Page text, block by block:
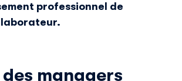
professionnel de
des managers